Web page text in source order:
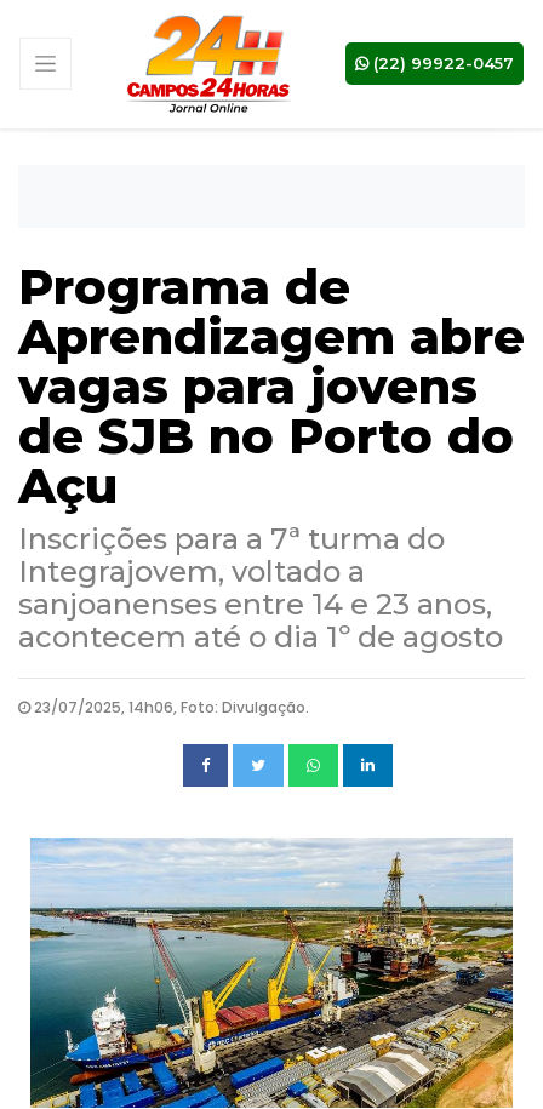
(22) 99922-0457
Programa de
Aprendizagem abre
vagas para jovens
de SJB no Porto do
Açu
Inscrições para a 7ª turma do
Integrajovem, voltado a
sanjoanenses entre 14 e 23 anos,
acontecem até o dia 1º de agosto
23/07/2025, 14h06, Foto: Divulgação.